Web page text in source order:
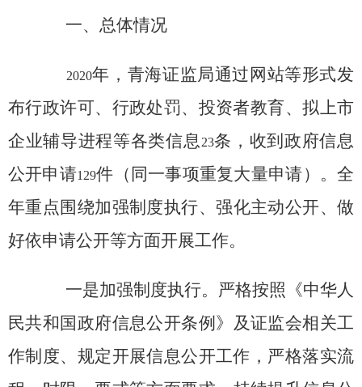
一、总体情况
2020年， 青海证监局通过网站等形式发
布行政许可、行政处罚、投资者教育、拟上市
企业辅导进程等各类信息23条，收到政府信息
公开申请129件 （同一事项重复大量申请）。全
年重点围绕加强制度执行、强化主动公开、做
好依申请公开等方面开展工作。
一是加强制度执行。 严格按照 《中华人
民共和国政府信息公开条例 》 及证监会相关工
作制度、规定开展信息公开工作，严格落实流